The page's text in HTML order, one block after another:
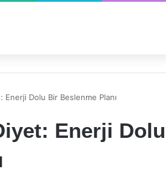
Enerji Dolu Bir Beslenme Planı
Enerji